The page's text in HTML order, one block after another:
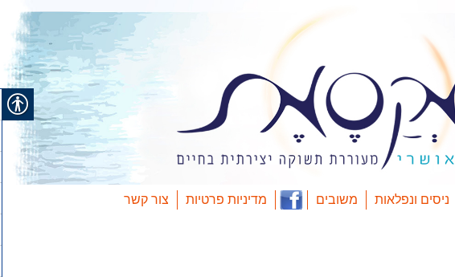
ניסים ונפלאות משובים מדיניות פרטיות צור קשר